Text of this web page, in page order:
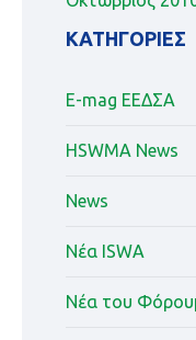
KΑΤΗΓΟΡΊΕΣ
E-mag ΕΕΔΣΑ
HSWMA News
News
Nέα ISWA
Nέα του